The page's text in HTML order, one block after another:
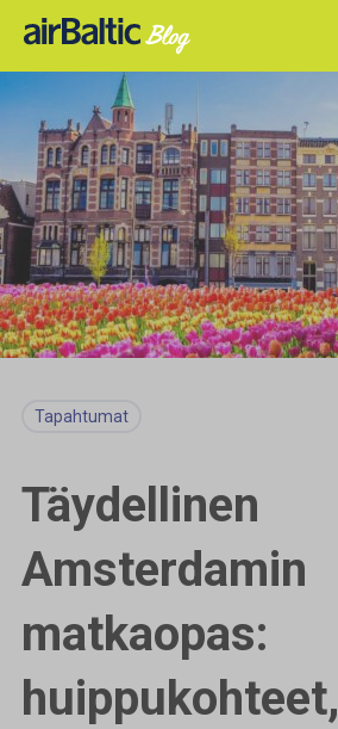
Tapahtumat
Täydellinen
Amsterdamin
matkaopas:
huippukohteet,